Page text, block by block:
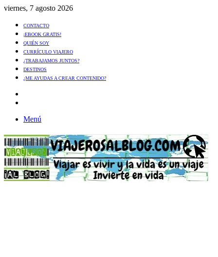
viernes, 7 agosto 2026
CONTACTO
¡EBOOK GRATIS!
QUIÉN SOY
CURRÍCULO VIAJERO
¿TRABAJAMOS JUNTOS?
DESTINOS
¿ME AYUDAS A CREAR CONTENIDO?
Menú